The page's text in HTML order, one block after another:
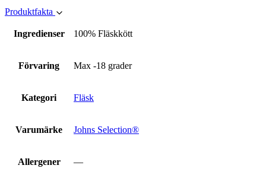
Produktfakta
Ingredienser 100% Fläskkött
Förvaring Max -18 grader
Kategori Fläsk
Varumärke Johns Selection®
Allergener —